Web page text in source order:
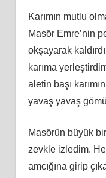
Karımın mutlu
Masör Emre’nin
okşayarak
karıma
aletin başı
yavaş yavaş
Masörün büyük
zevkle izledim.
amcığına girip